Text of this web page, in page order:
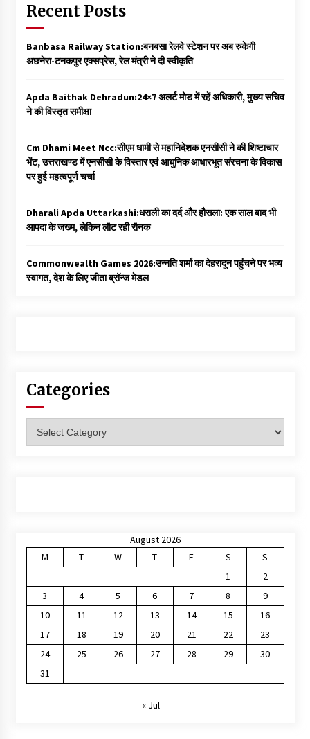
Recent Posts
Banbasa Railway Station:बनबसा रेलवे स्टेशन पर अब रुकेगी
अछनेरा-टनकपुर एक्सप्रेस, रेल मंत्री ने दी स्वीकृति
Apda Baithak Dehradun:24×7 अलर्ट मोड में रहें अधिकारी, मुख्य सचिव
ने की विस्तृत समीक्षा
Cm Dhami Meet Ncc:सीएम धामी से महानिदेशक एनसीसी ने की शिष्टाचार
भेंट, उत्तराखण्ड में एनसीसी के विस्तार एवं आधुनिक आधारभूत संरचना के विकास
पर हुई महत्वपूर्ण चर्चा
Dharali Apda Uttarkashi:धराली का दर्द और हौसला: एक साल बाद भी
आपदा के जख्म, लेकिन लौट रही रौनक
Commonwealth Games 2026:उन्नति शर्मा का देहरादून पहुंचने पर भव्य
स्वागत, देश के लिए जीता ब्रॉन्ज मेडल
Categories
August 2026
M
T W T F S
S
1
2
3
4 5 6 7 8
9
10
11 12 13 14 15
16
17
18 19 20 21 22
23
24
25 26 27 28 29
30
31
« Jul